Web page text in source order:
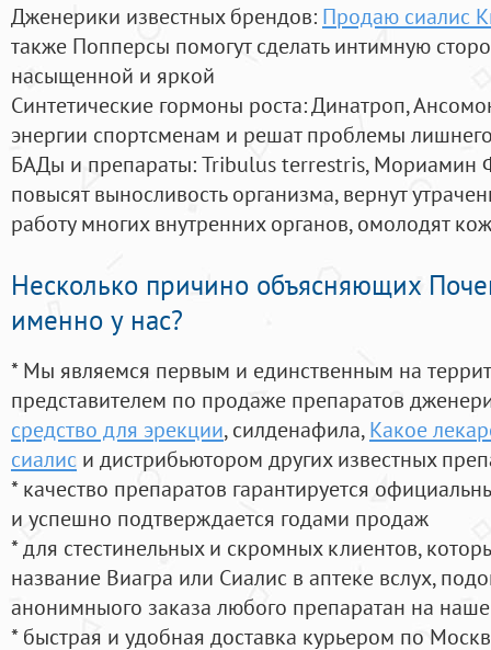
Дженерики известных брендов: Продаю сиалис
также Попперсы помогут сделать интимную
насыщенной и яркой
Синтетические гормоны роста: Динатроп,
энергии спортсменам и решат проблемы
БАДы и препараты:Tribulus terrestris, Мориамин
повысят выносливость организма, вернут
работу многих внутренних органов, омолодят
Несколько причино объясняющих
именно у нас?
* Мы являемся первым и единственным на
представителем по продаже препаратов
средство для эрекции, силденафила, Какое
сиалис и дистрибьютором других известных
* качество препаратов гарантируется
и успешно подтверждается годами продаж
* для стестинельных и скромных клиентов,
название Виагра или Сиалис в аптеке вслух,
анонимныого заказа любого препаратан на
* быстрая и удобная доставка курьером по